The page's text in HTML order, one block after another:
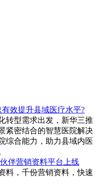
效提升县域医疗水平?
转型需求出发，新华三推
紧密结合的智慧医院解决
综合能力，助力县域内医
伴营销资料平台上线
料，千份营销资料，快速